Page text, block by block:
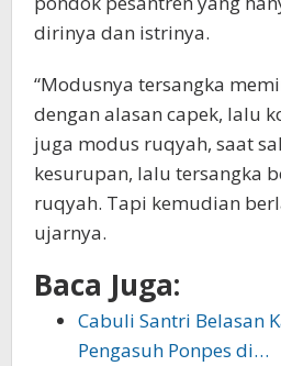
dirinya dan istrinya.
“Modusnya tersangka
dengan alasan capek, lalu
juga modus ruqyah, saat
kesurupan, lalu tersangka
ruqyah. Tapi kemudian
ujarnya.
Baca Juga:
Cabuli Santri Belasan
Pengasuh Ponpes di…